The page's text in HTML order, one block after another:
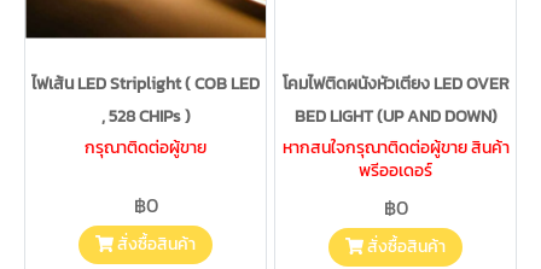
ไฟเส้น LED Striplight ( COB LED
, 528 CHIPs )
กรุณาติดต่อผู้ขาย
฿0
สั่งซื้อสินค้า
โคมไฟติดผนังหัวเตียง LED OVER
BED LIGHT (UP AND DOWN)
หากสนใจกรุณาติดต่อผู้ขาย สินค้า
พรีออเดอร์
฿0
สั่งซื้อสินค้า